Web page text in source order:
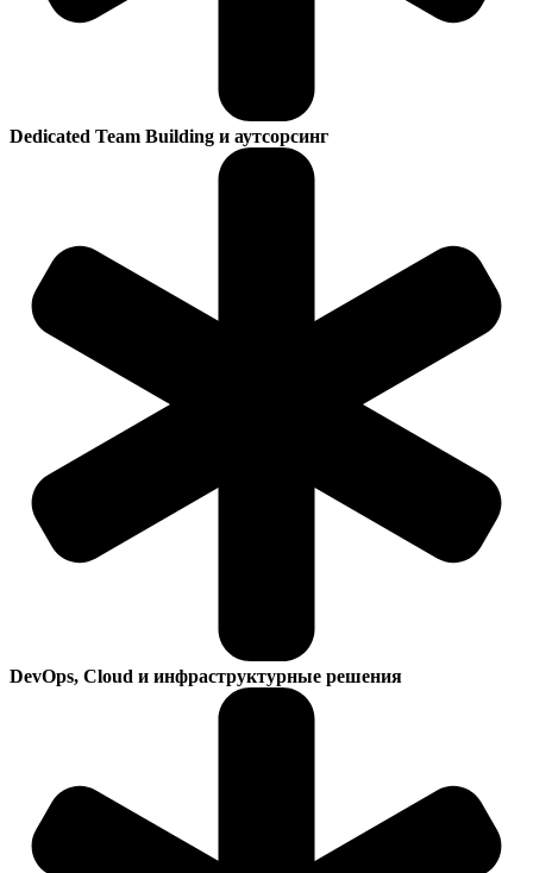
Dedicated Team Building и аутсорсинг
DevOps, Cloud и инфраструктурные решения